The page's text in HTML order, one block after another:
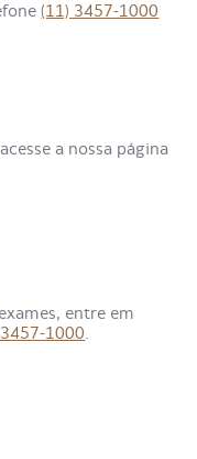
(11) 3457-1000
a nossa página
entre em
1000